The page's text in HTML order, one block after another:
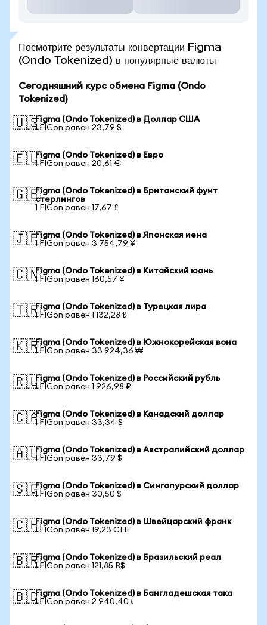
Посмотрите результаты конвертации Figma
(Ondo Tokenized) в популярные валюты
Сегодняшний курс обмена Figma (Ondo
Tokenized)
🇺🇸Figma (Ondo Tokenized) в Доллар США
1 FIGon равен 23,79 $
🇪🇺Figma (Ondo Tokenized) в Евро
1 FIGon равен 20,61 €
🇬🇧Figma (Ondo Tokenized) в Британский фунт
стерлингов
1 FIGon равен 17,67 £
🇯🇵Figma (Ondo Tokenized) в Японская иена
1 FIGon равен 3 754,79 ¥
🇨🇳Figma (Ondo Tokenized) в Китайский юань
1 FIGon равен 160,57 ¥
🇹🇷Figma (Ondo Tokenized) в Турецкая лира
1 FIGon равен 1 132,28 ₺
🇰🇷Figma (Ondo Tokenized) в Южнокорейская вона
1 FIGon равен 33 924,36 ₩
🇷🇺Figma (Ondo Tokenized) в Российский рубль
1 FIGon равен 1 926,98 ₽
🇨🇦Figma (Ondo Tokenized) в Канадский доллар
1 FIGon равен 33,34 $
🇦🇺Figma (Ondo Tokenized) в Австралийский доллар
1 FIGon равен 33,79 $
🇸🇬Figma (Ondo Tokenized) в Сингапурский доллар
1 FIGon равен 30,50 $
🇨🇭Figma (Ondo Tokenized) в Швейцарский франк
1 FIGon равен 19,23 CHF
🇧🇷Figma (Ondo Tokenized) в Бразильский реал
1 FIGon равен 121,85 R$
🇧🇩Figma (Ondo Tokenized) в Бангладешская така
1 FIGon равен 2 940,40 ৳